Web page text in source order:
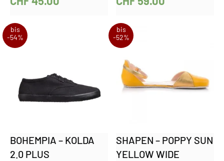
bis
-54%
BOHEMPIA – KOLDA
2.0 PLUS
bis
-52%
SHAPEN – POPPY SUN
YELLOW WIDE